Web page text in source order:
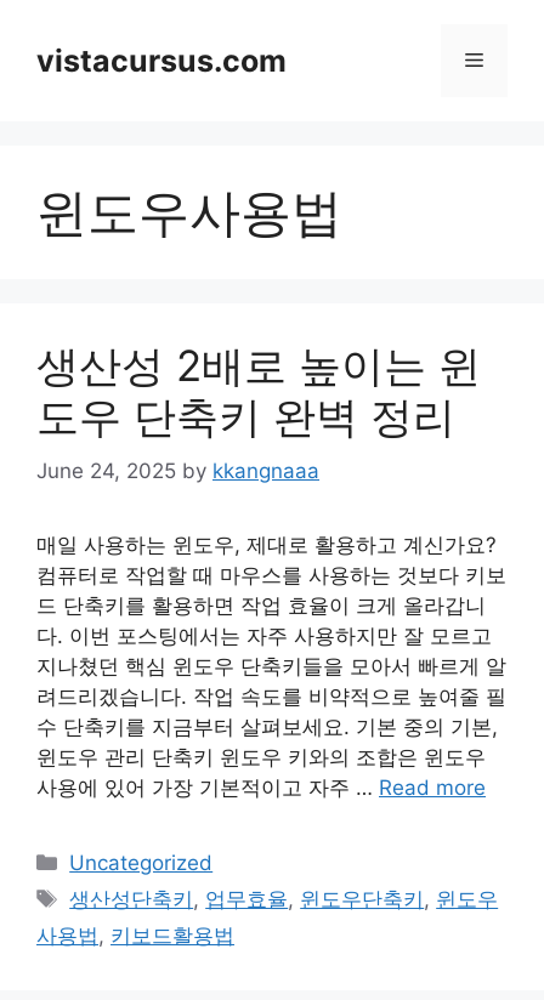
contentvistacursus.com Menu
윈도우사용법
생산성 2배로 높이는 윈
도우 단축키 완벽 정리
June 24, 2025 by kkangnaaa
매일 사용하는 윈도우, 제대로 활용하고 계신가요?
컴퓨터로 작업할 때 마우스를 사용하는 것보다 키보
드 단축키를 활용하면 작업 효율이 크게 올라갑니
다. 이번 포스팅에서는 자주 사용하지만 잘 모르고
지나쳤던 핵심 윈도우 단축키들을 모아서 빠르게 알
려드리겠습니다. 작업 속도를 비약적으로 높여줄 필
수 단축키를 지금부터 살펴보세요. 기본 중의 기본,
윈도우 관리 단축키 윈도우 키와의 조합은 윈도우
사용에 있어 가장 기본적이고 자주 … Read more
Categories
Uncategorized
Tags
생산성단축키 , 업무효율, 윈도우단축키 , 윈도우
사용법 , 키보드활용법